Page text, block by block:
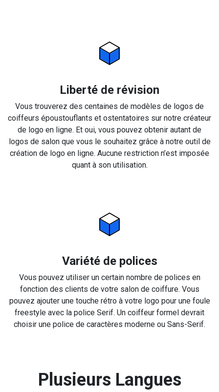
Liberté de révision
Vous trouverez des centaines de modèles de logos de
coiffeurs époustouflants et ostentatoires sur notre créateur
de logo en ligne. Et oui, vous pouvez obtenir autant de
logos de salon que vous le souhaitez grâce à notre outil de
création de logo en ligne. Aucune restriction n’est imposée
quant à son utilisation.
Variété de polices
Vous pouvez utiliser un certain nombre de polices en
fonction des clients de votre salon de coiffure. Vous
pouvez ajouter une touche rétro à votre logo pour une foule
freestyle avec la police Serif. Un coiffeur formel devrait
choisir une police de caractères moderne ou Sans-Serif.
Plusieurs Langues